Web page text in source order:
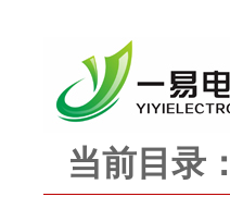
当前目录：